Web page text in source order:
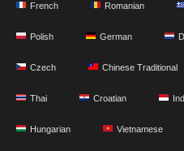
French Romanian
Polish German
Czech Chinese Traditional
Thai Croatian
Hungarian Vietnamese